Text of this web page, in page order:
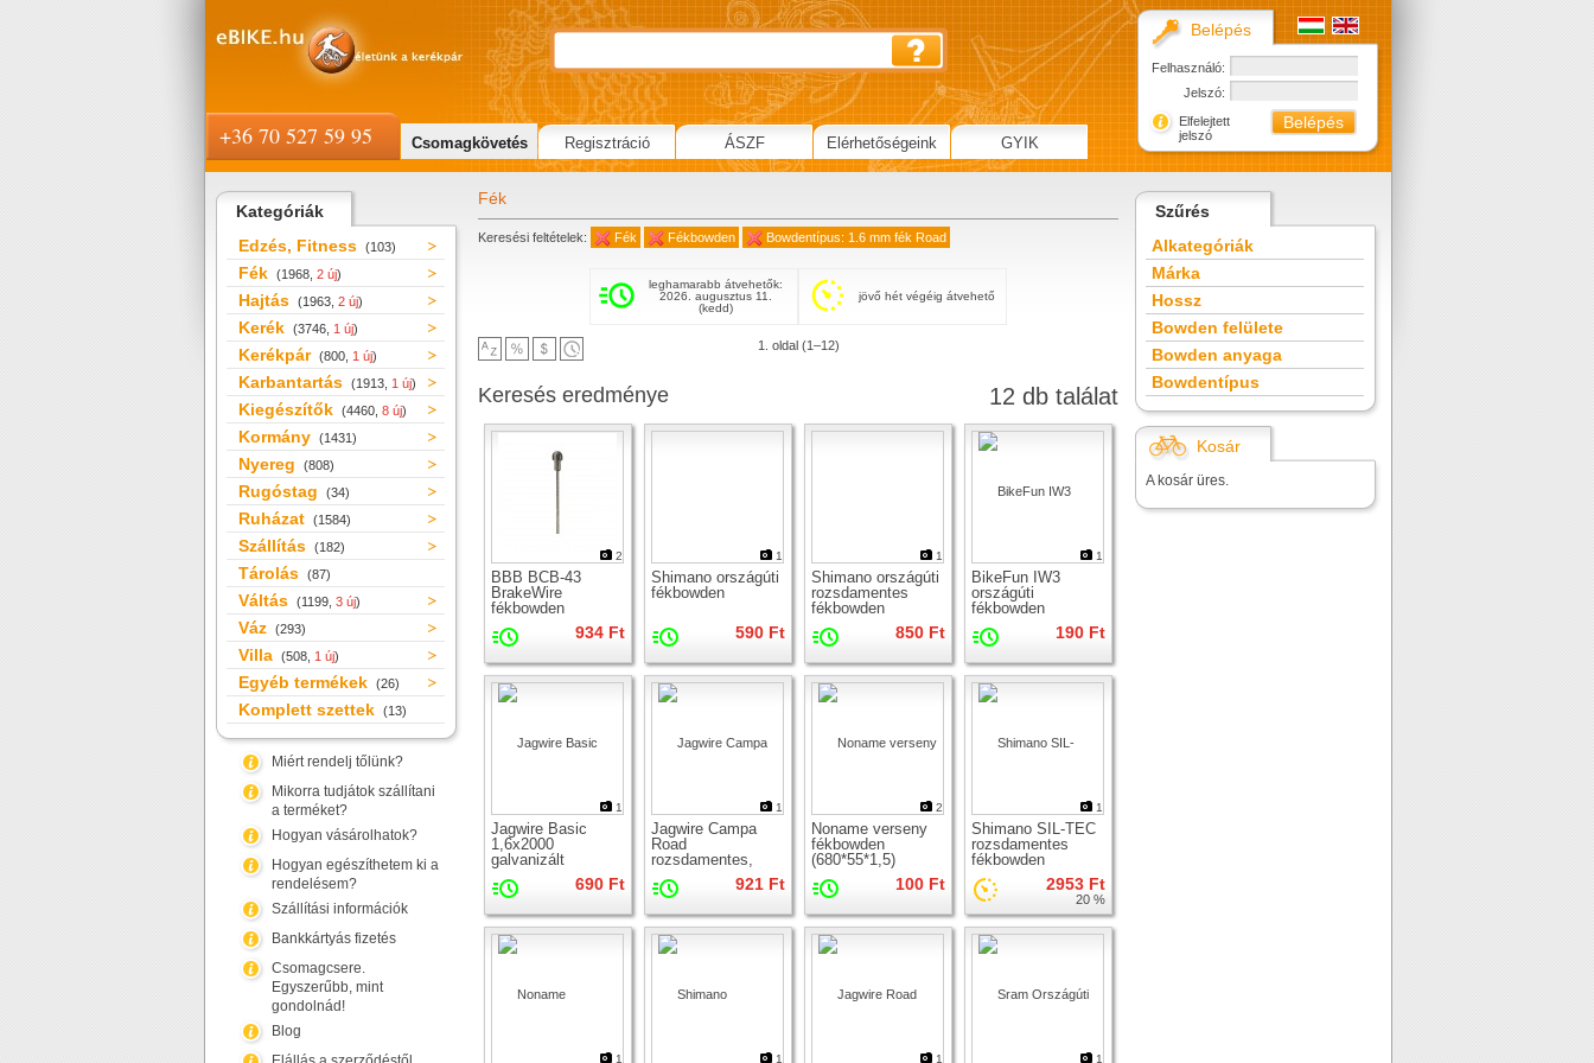
Kategóriák
Edzés, Fitness (103)
Fék (1968, 2 új)
Hajtás (1963, 2 új)
Kerék (3746, 1 új)
Kerékpár (800, 1 új)
Karbantartás (1913, 1 új)
Kiegészítők (4460, 8 új)
Kormány (1431)
Nyereg (808)
Rugóstag (34)
Ruházat (1584)
Szállítás (182)
Tárolás (87)
Váltás (1199, 3 új)
Váz (293)
Villa (508, 1 új)
Egyéb termékek (26)
Komplett szettek (13)
Miért rendelj tőlünk?
Mikorra tudjátok szállítani
a terméket?
Hogyan vásárolhatok?
Hogyan egészíthetem ki a
rendelésem?
Szállítási információk
Bankkártyás fizetés
Csomagcsere.
Egyszerűbb, mint
gondolnád!
Blog
Fék
Keresési feltételek: Fék Fékbowden Bowdentípus: 1.6 mm fék Road
leghamarabb átvehetők:
2026. augusztus 11.
(kedd)
jövő hét végéig átvehető
1. oldal (1–12)
12 db találat
Keresés eredménye
2
BBB BCB-43
BrakeWire
fékbowden
934 Ft
1
Shimano országúti
fékbowden
590 Ft
1
Shimano országúti
rozsdamentes
fékbowden
850 Ft
1
BikeFun IW3
országúti
fékbowden
190 Ft
1
Jagwire Basic
1,6x2000
galvanizált
fékbowden
690 Ft
1
Jagwire Campa
Road
rozsdamentes,
köszörült
fékbowden
921 Ft
2
Noname verseny
fékbowden
(680*55*1,5)
100 Ft
1
Shimano SIL-TEC
rozsdamentes
fékbowden
2953 Ft
20 %
1 1 1 1
Szűrés
Alkategóriák
Márka
Hossz
Bowden felülete
Bowden anyaga
Bowdentípus
Kosár
A kosár üres.
Belépés
Felhasználó:
Jelszó:
Elfelejtett
jelszó
+36 70 527 59 95 Csomagkövetés Regisztráció ÁSZF Elérhetőségeink GYIK